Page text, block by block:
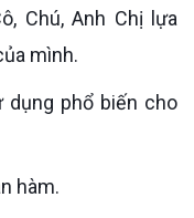
Chú, Anh Chị lựa
mình.
hàm.